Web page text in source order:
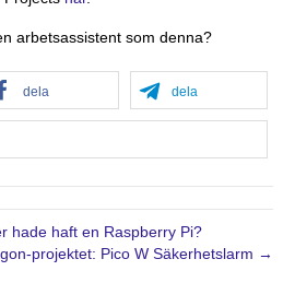
arbetsassistent som denna?
dela dela
hade haft en Raspberry Pi?
projektet: Pico W Säkerhetslarm →